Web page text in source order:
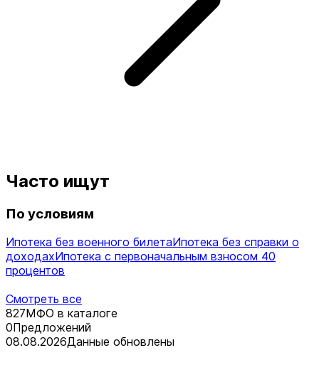
Часто ищут
По условиям
Ипотека без военного билетаИпотека без справки о
доходахИпотека с первоначальным взносом 40
процентов
Смотреть все
827МФО в каталоге
0Предложений
08.08.2026Данные обновлены